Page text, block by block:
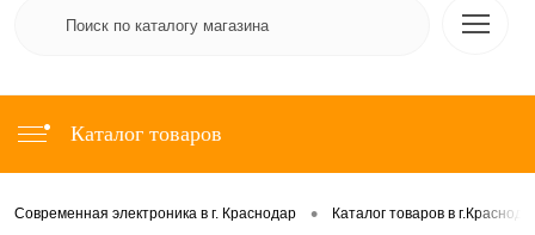
Каталог товаров
Современная электроника в г. Краснодар • Каталог товаров в